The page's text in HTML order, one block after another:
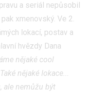
a seriál nepůsobil
xmenovský. Ve 2.
lokací, postav a
hvězdy Dana
nějaké cool
nějaké lokace...
ale nemůžu být